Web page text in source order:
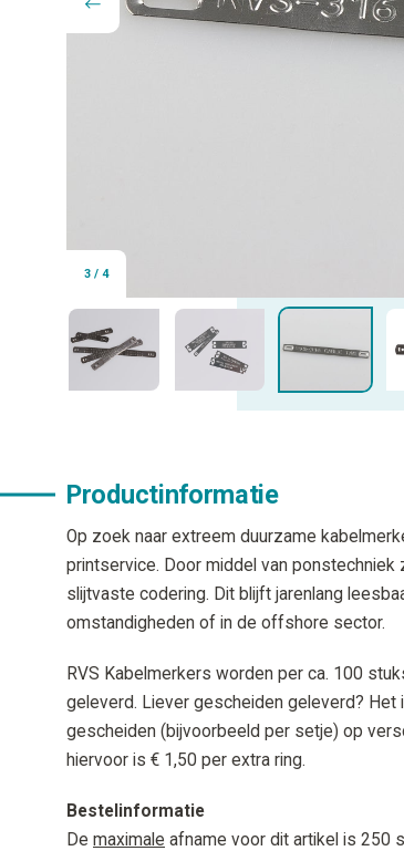
3 / 4
Productinformatie
Op zoek naar extreem duurzame
printservice. Door middel van
slijtvaste codering. Dit blijft jarenlang
omstandigheden of in de offshore sector.
RVS Kabelmerkers worden per ca. 100
geleverd. Liever gescheiden geleverd?
gescheiden (bijvoorbeeld per setje) op
hiervoor is € 1,50 per extra ring.
Bestelinformatie
De maximale afname voor dit artikel is 250